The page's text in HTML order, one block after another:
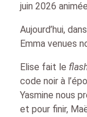
juin 2026
Aujourd’hui,
Emma venues
Elise fait le
code noir à
Yasmine nous
et pour finir,